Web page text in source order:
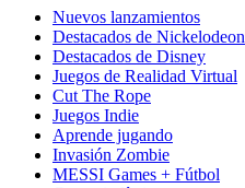
Nuevos lanzamientos
Destacados de Nickelodeon
Destacados de Disney
Juegos de Realidad Virtual
Cut The Rope
Juegos Indie
Aprende jugando
Invasión Zombie
MESSI Games + Fútbol